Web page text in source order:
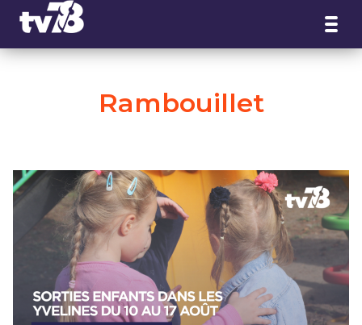
Rambouillet
Panneau de gestion des cookies